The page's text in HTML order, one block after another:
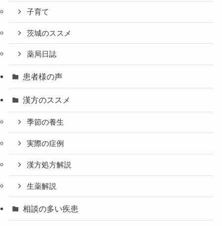
子育て
茨城のススメ
薬局日誌
患者様の声
漢方のススメ
季節の養生
実際の症例
漢方処方解説
生薬解説
相談の多い疾患